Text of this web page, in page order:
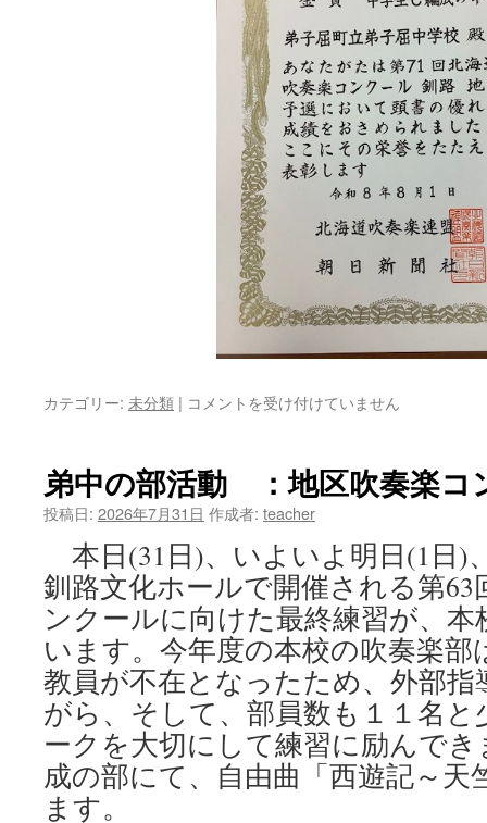
カテゴリー: 未分類 | 青
く
か
げ
な
き “応
あ
り
が
と
う
ご
ざ
ま
コメントを受け付けていません
弟中の部活動 ：地区吹奏楽コ
投稿日: 2026年7月31日 作成者: teacher
本日(31日)、いよいよ明日(1日)
釧路文化ホールで開催される第63
ンクールに向けた最終練習が、
います。今年度の本校の吹奏楽
教員が不在となったため、外部
がら、そして、部員数も１１名
ークを大切にして練習に励んで
成の部にて、自由曲「西遊記～天
ます。